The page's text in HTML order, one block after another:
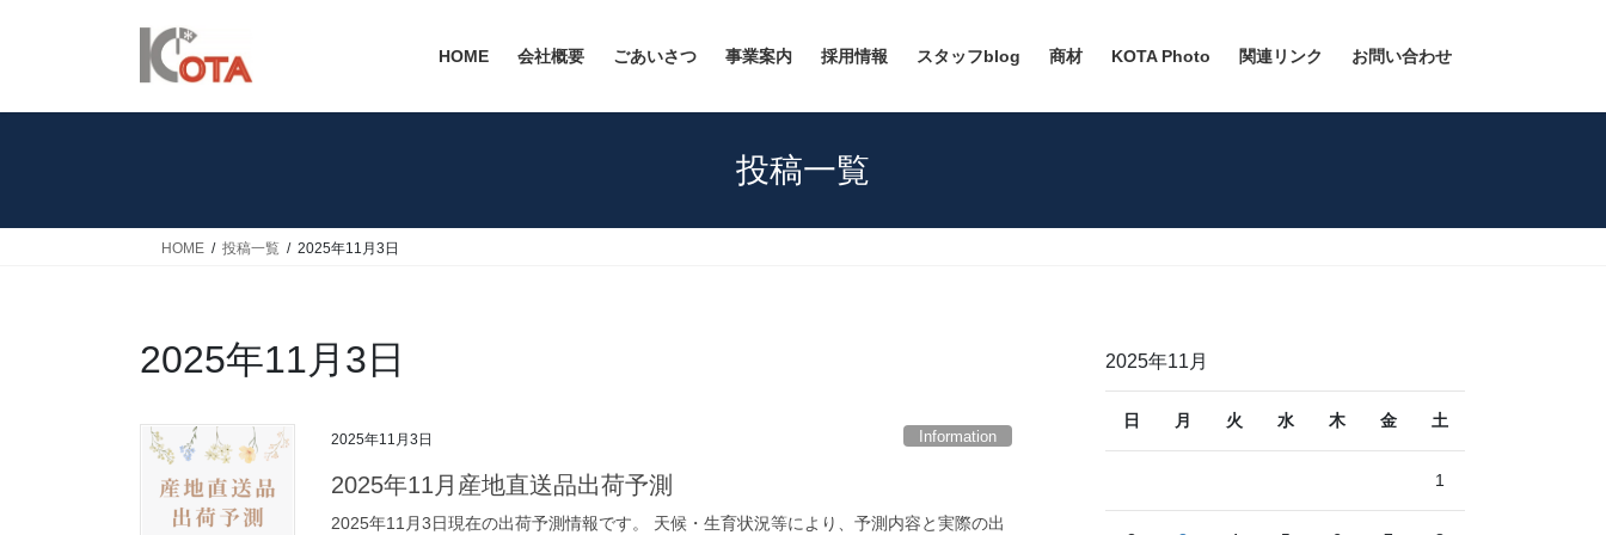
HOME 会社概要 ごあいさつ 事業案内 採用情報 スタッフblog 商材 KOTA Photo 関連リンク お問い合わせ
投稿一覧
HOME 投稿一覧 2025年11月3日
2025年11月3日
2025年11月3日 Information
2025年11月産地直送品出荷予測
2025年11月3日現在の出荷予測情報です。 天候・生育状況等により、予測内容と実際の出
2025年11月
日 月 火 水 木 金 土
1